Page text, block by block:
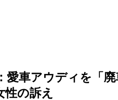
愛車アウディを「
性の訴え